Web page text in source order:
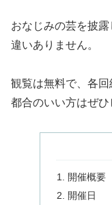
おなじみの芸を披
違いありません。
観覧は無料で、各
都合のいい方はぜひ
開催概要
開催日